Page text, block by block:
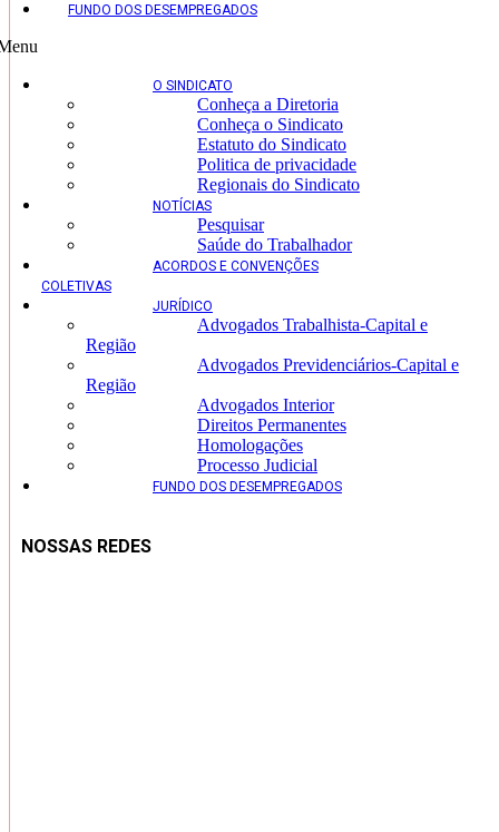
FUNDO DOS DESEMPREGADOS
O SINDICATO
Conheça a Diretoria
Conheça o Sindicato
Estatuto do Sindicato
Politica de privacidade
Regionais do Sindicato
NOTÍCIAS
Pesquisar
Saúde do Trabalhador
ACORDOS E CONVENÇÕES
COLETIVAS
JURÍDICO
Advogados Trabalhista-Capital e
Região
Advogados Previdenciários-Capital e
Região
Advogados Interior
Direitos Permanentes
Homologações
Processo Judicial
FUNDO DOS DESEMPREGADOS
NOSSAS REDES